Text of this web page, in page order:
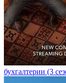
бухгалтерии (3